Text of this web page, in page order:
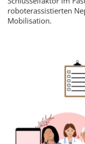
roboterassistierten
Mobilisation.